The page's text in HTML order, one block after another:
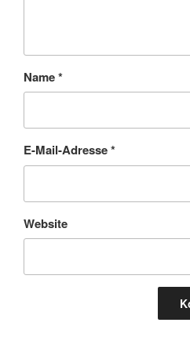
Name*
E-Mail-Adresse*
Website